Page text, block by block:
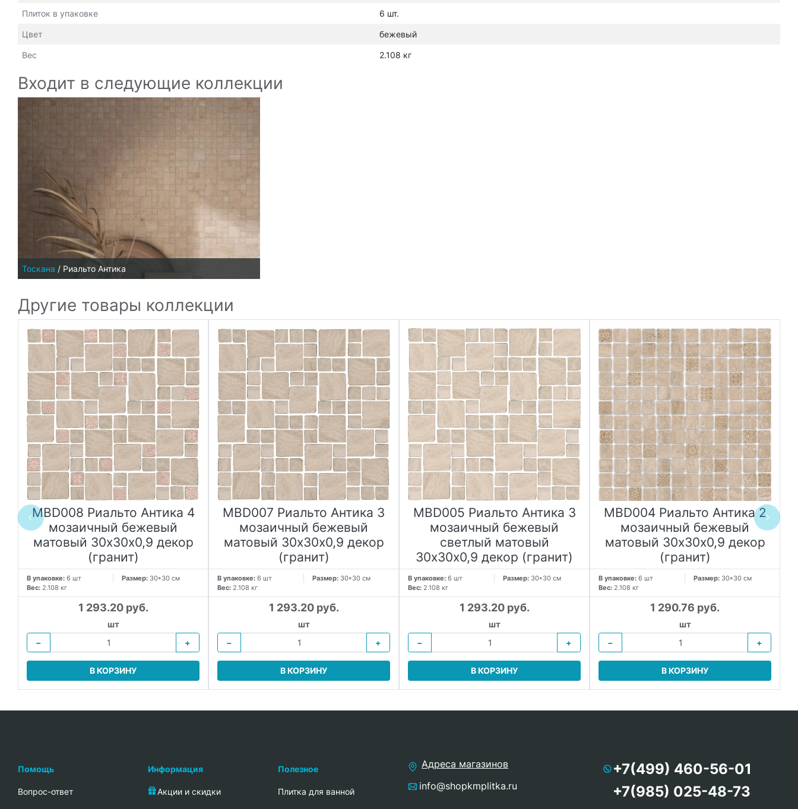
Плиток в упаковке 6 шт.
Цвет бежевый
Вес 2.108 кг
Входит в следующие коллекции
Тоскана / Риальто Антика
Другие товары коллекции
MBD008 Риальто Антика 4
мозаичный бежевый
матовый 30х30х0,9 декор
(гранит)
В упаковке: 6 шт Размер: 30*30 см
Вес: 2.108 кг
1 293.20 руб.
шт
−
+
В КОРЗИНУ
MBD007 Риальто Антика 3
мозаичный бежевый
матовый 30х30х0,9 декор
(гранит)
В упаковке: 6 шт Размер: 30*30 см
Вес: 2.108 кг
1 293.20 руб.
шт
−
+
В КОРЗИНУ
MBD005 Риальто Антика 3
мозаичный бежевый
светлый матовый
30х30х0,9 декор (гранит)
В упаковке: 6 шт Размер: 30*30 см
Вес: 2.108 кг
1 293.20 руб.
шт
−
+
В КОРЗИНУ
MBD004 Риальто Антика 2
мозаичный бежевый
матовый 30х30х0,9 декор
(гранит)
В упаковке: 6 шт Размер: 30*30 см
Вес: 2.108 кг
1 290.76 руб.
шт
−
+
В КОРЗИНУ
Помощь
Вопрос-ответ
Информация
Акции и скидки
Полезное
Плитка для ванной
Адреса магазинов
info@shopkmplitka.ru
+7(499) 460-56-01
+7(985) 025-48-73